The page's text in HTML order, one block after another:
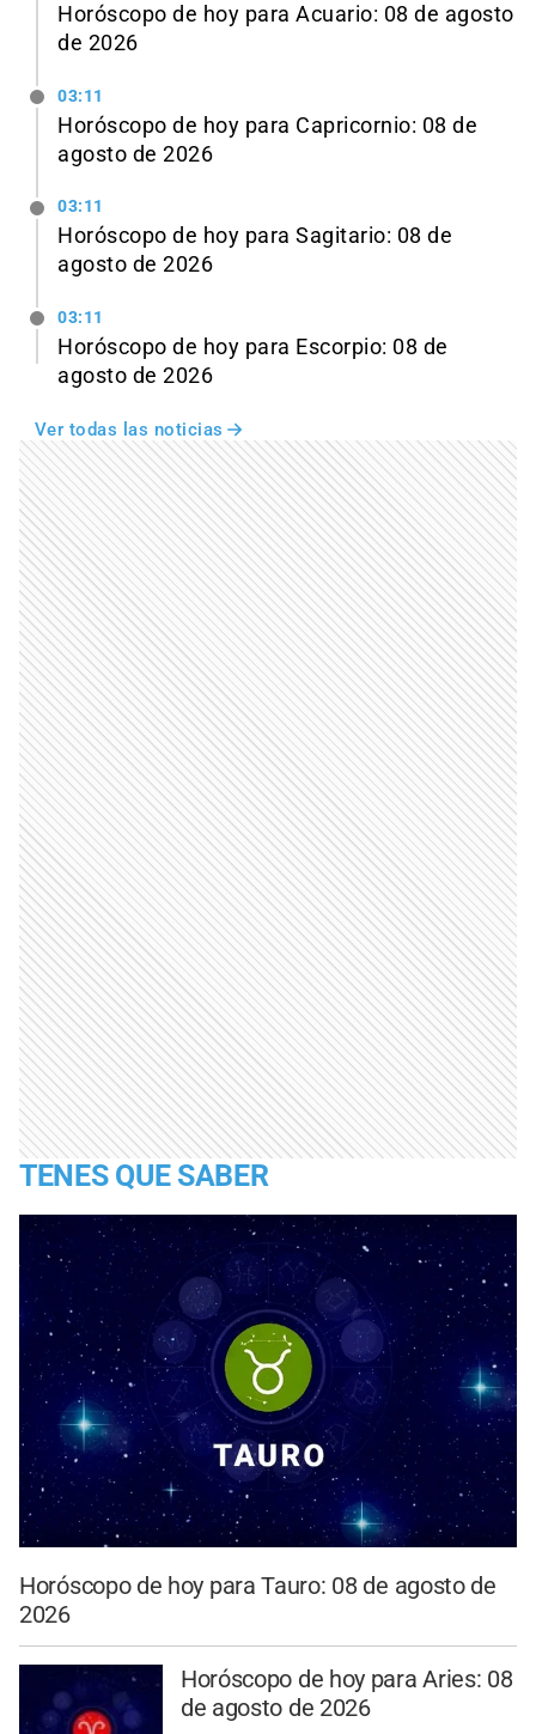
Horóscopo de hoy para Acuario: 08 de agosto
de 2026
03:11
Horóscopo de hoy para Capricornio: 08 de
agosto de 2026
03:11
Horóscopo de hoy para Sagitario: 08 de
agosto de 2026
03:11
Horóscopo de hoy para Escorpio: 08 de
agosto de 2026
Ver todas las noticias
TENES QUE SABER
Horóscopo de hoy para Tauro: 08 de agosto de
2026
Horóscopo de hoy para Aries: 08
de agosto de 2026